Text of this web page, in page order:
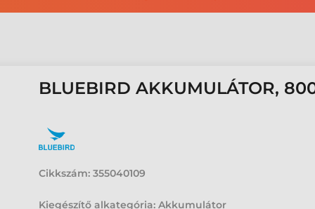
BLUEBIRD AKKUMULÁTOR,
Cikkszám: 355040109
Kiegészítő alkategória: Akkumulátor